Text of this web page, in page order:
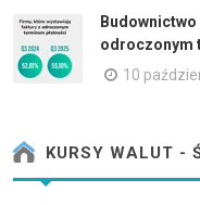
odroczonym
10
KURSY WALUT -